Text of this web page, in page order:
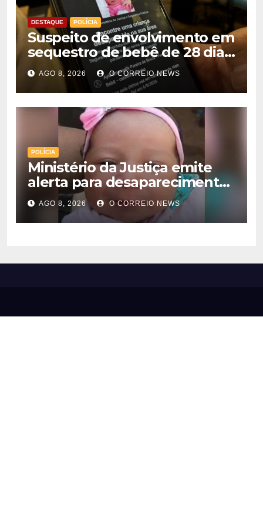
DESTAQUE POLÍCIA
Suspeito de envolvimento em
sequestro de bebê de 28 dias
é preso na Capital
AGO 8, 2026 O CORREIO NEWS
POLÍCIA
Ministério da Justiça emite
alerta para desaparecimento
de bebê de 28 dias em MS;
polícia apura suposto
sequestro
AGO 8, 2026 O CORREIO NEWS